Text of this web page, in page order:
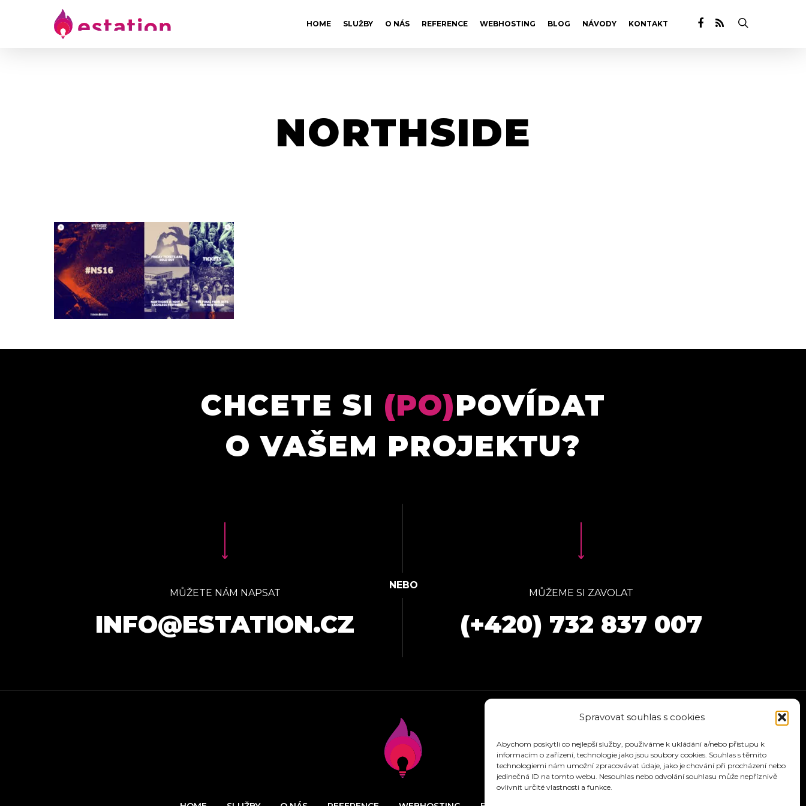
Spravovat souhlas s cookies
Abychom poskytli co nejlepší služby, používáme k ukládání a/nebo přístupu k
informacím o zařízení, technologie jako jsou soubory cookies. Souhlas s těmito
technologiemi nám umožní zpracovávat údaje, jako je chování při procházení nebo
jedinečná ID na tomto webu. Nesouhlas nebo odvolání souhlasu může nepříznivě
ovlivnit určité vlastnosti a funkce.
HOME SLUŽBY O NÁS REFERENCE WEBHOSTING BLOG NÁVODY KONTAKT
NORTHSIDE
CHCETE SI (PO)POVÍDAT
O VAŠEM PROJEKTU?
MŮŽETE NÁM NAPSAT
INFO@ESTATION.CZ
MŮŽEME SI ZAVOLAT
(+420) 732 837 007